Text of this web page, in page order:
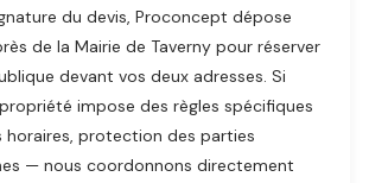
du devis, Proconcept dépose
de la Mairie de Taverny pour réserver
devant vos deux adresses. Si
impose des règles spécifiques
horaires, protection des parties
— nous coordonnons directement